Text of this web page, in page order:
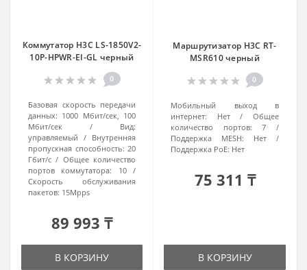
Коммутатор H3C LS-1850V2-
10P-HPWR-EI-GL черный
0
Базовая скорость передачи
данных: 1000 Мбит/сек, 100
Мбит/сек
Вид:
управляемый
Внутренняя
пропускная способность: 20
Гбит/с
Общее количество
портов коммутатора:
10
Скорость обслуживания
пакетов: 15Mpps
89 993 ₸
В КОРЗИНУ
Маршрутизатор H3C RT-
MSR610 черный
0
Мобильный выход в
интернет:
Нет
Общее
количество портов:
7
Поддержка MESH:
Нет
Поддержка РоЕ: Нет
75 311 ₸
В КОРЗИНУ